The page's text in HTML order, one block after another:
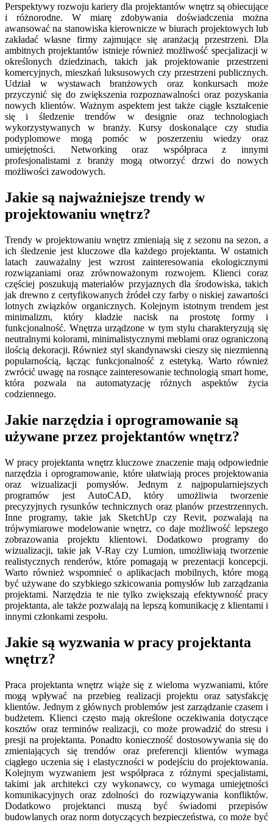
Perspektywy rozwoju kariery dla projektantów wnętrz są obiecujące
i różnorodne. W miarę zdobywania doświadczenia można
awansować na stanowiska kierownicze w biurach projektowych lub
zakładać własne firmy zajmujące się aranżacją przestrzeni. Dla
ambitnych projektantów istnieje również możliwość specjalizacji w
określonych dziedzinach, takich jak projektowanie przestrzeni
komercyjnych, mieszkań luksusowych czy przestrzeni publicznych.
Udział w wystawach branżowych oraz konkursach może
przyczynić się do zwiększenia rozpoznawalności oraz pozyskania
nowych klientów. Ważnym aspektem jest także ciągłe kształcenie
się i śledzenie trendów w designie oraz technologiach
wykorzystywanych w branży. Kursy doskonalące czy studia
podyplomowe mogą pomóc w poszerzeniu wiedzy oraz
umiejętności. Networking oraz współpraca z innymi
profesjonalistami z branży mogą otworzyć drzwi do nowych
możliwości zawodowych.
Jakie są najważniejsze trendy w
projektowaniu wnętrz?
Trendy w projektowaniu wnętrz zmieniają się z sezonu na sezon, a
ich śledzenie jest kluczowe dla każdego projektanta. W ostatnich
latach zauważalny jest wzrost zainteresowania ekologicznymi
rozwiązaniami oraz zrównoważonym rozwojem. Klienci coraz
częściej poszukują materiałów przyjaznych dla środowiska, takich
jak drewno z certyfikowanych źródeł czy farby o niskiej zawartości
lotnych związków organicznych. Kolejnym istotnym trendem jest
minimalizm, który kładzie nacisk na prostotę formy i
funkcjonalność. Wnętrza urządzone w tym stylu charakteryzują się
neutralnymi kolorami, minimalistycznymi meblami oraz ograniczoną
ilością dekoracji. Również styl skandynawski cieszy się niezmienną
popularnością, łącząc funkcjonalność z estetyką. Warto również
zwrócić uwagę na rosnące zainteresowanie technologią smart home,
która pozwala na automatyzację różnych aspektów życia
codziennego.
Jakie narzędzia i oprogramowanie są
używane przez projektantów wnętrz?
W pracy projektanta wnętrz kluczowe znaczenie mają odpowiednie
narzędzia i oprogramowanie, które ułatwiają proces projektowania
oraz wizualizacji pomysłów. Jednym z najpopularniejszych
programów jest AutoCAD, który umożliwia tworzenie
precyzyjnych rysunków technicznych oraz planów przestrzennych.
Inne programy, takie jak SketchUp czy Revit, pozwalają na
trójwymiarowe modelowanie wnętrz, co daje możliwość lepszego
zobrazowania projektu klientowi. Dodatkowo programy do
wizualizacji, takie jak V-Ray czy Lumion, umożliwiają tworzenie
realistycznych renderów, które pomagają w prezentacji koncepcji.
Warto również wspomnieć o aplikacjach mobilnych, które mogą
być używane do szybkiego szkicowania pomysłów lub zarządzania
projektami. Narzędzia te nie tylko zwiększają efektywność pracy
projektanta, ale także pozwalają na lepszą komunikację z klientami i
innymi członkami zespołu.
Jakie są wyzwania w pracy projektanta
wnętrz?
Praca projektanta wnętrz wiąże się z wieloma wyzwaniami, które
mogą wpływać na przebieg realizacji projektu oraz satysfakcję
klientów. Jednym z głównych problemów jest zarządzanie czasem i
budżetem. Klienci często mają określone oczekiwania dotyczące
kosztów oraz terminów realizacji, co może prowadzić do stresu i
presji na projektanta. Ponadto konieczność dostosowywania się do
zmieniających się trendów oraz preferencji klientów wymaga
ciągłego uczenia się i elastyczności w podejściu do projektowania.
Kolejnym wyzwaniem jest współpraca z różnymi specjalistami,
takimi jak architekci czy wykonawcy, co wymaga umiejętności
komunikacyjnych oraz zdolności do rozwiązywania konfliktów.
Dodatkowo projektanci muszą być świadomi przepisów
budowlanych oraz norm dotyczących bezpieczeństwa, co może być